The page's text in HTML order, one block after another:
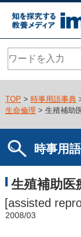
TOP > 時事用語事典
生命倫理 > 生殖補助
時事用
生殖補助医
[assisted
2008/03